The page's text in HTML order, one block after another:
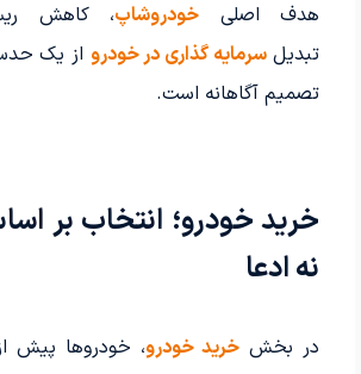
هدف اصلی خودروشاپ، کاهش
تبدیلسرمایه گذاری در خودرو از یک
تصمیم آگاهانه است.
خرید خودرو؛ انتخاب بر
نه ادعا
در بخش خرید خودرو، خودروها پیش